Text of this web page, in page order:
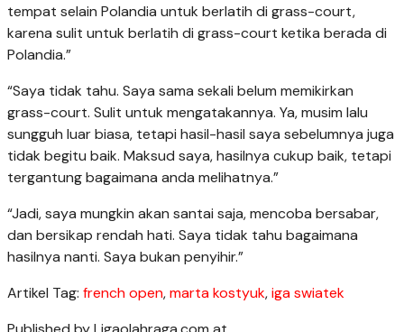
tempat selain Polandia untuk berlatih di grass-court,
karena sulit untuk berlatih di grass-court ketika berada di
Polandia.”
“Saya tidak tahu. Saya sama sekali belum memikirkan
grass-court. Sulit untuk mengatakannya. Ya, musim lalu
sungguh luar biasa, tetapi hasil-hasil saya sebelumnya juga
tidak begitu baik. Maksud saya, hasilnya cukup baik, tetapi
tergantung bagaimana anda melihatnya.”
“Jadi, saya mungkin akan santai saja, mencoba bersabar,
dan bersikap rendah hati. Saya tidak tahu bagaimana
hasilnya nanti. Saya bukan penyihir.”
Artikel Tag: french open,marta kostyuk,iga swiatek